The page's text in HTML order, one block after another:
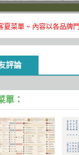
夏菜單 ~ 內容以各品牌
評論
單：